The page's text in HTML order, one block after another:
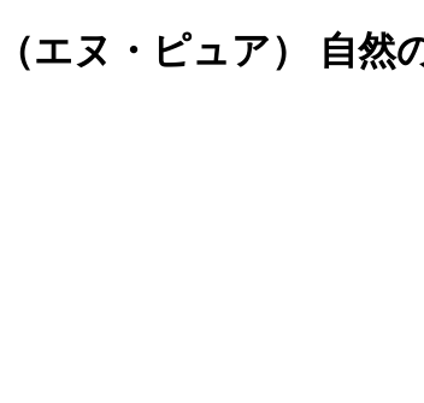
エヌ・ピュア） 自然